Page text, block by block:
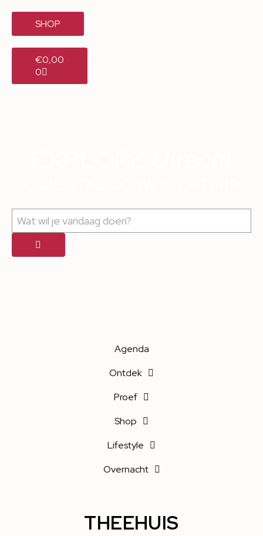
SHOP
€0,00
0
Agenda
Ontdek
Proef
Shop
Lifestyle
Overnacht
THEEHUIS